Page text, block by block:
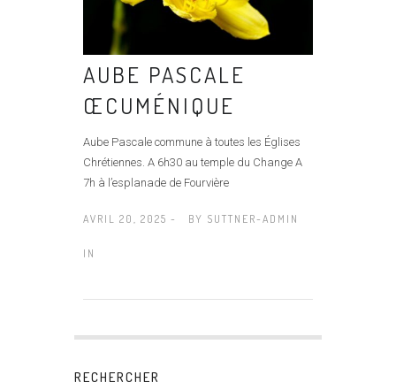
AUBE PASCALE
ŒCUMÉNIQUE
Aube Pascale commune à toutes les Églises
Chrétiennes. A 6h30 au temple du Change A
7h à l’esplanade de Fourvière
AVRIL 20, 2025 - BY SUTTNER-ADMIN
IN
RECHERCHER